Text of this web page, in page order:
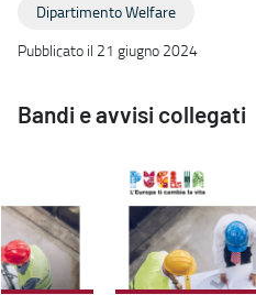
Dipartimento Welfare
Pubblicato il 21 giugno 2024
Bandi e avvisi collegati